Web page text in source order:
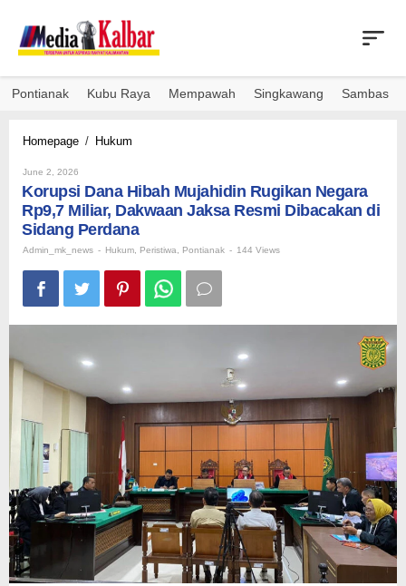
content
Pontianak Kubu Raya Mempawah Singkawang Sambas
Homepage / Hukum
Mujahidin
Rugikan
Rp9,7
Miliar,
Dakwaan
Jaksa
Resmi
June 2, 2026
Korupsi Dana Hibah Mujahidin Rugikan Negara
Rp9,7 Miliar, Dakwaan Jaksa Resmi Dibacakan di
Sidang Perdana
Admin_mk_news - Hukum Peristiwa Pontianak - 144 Views